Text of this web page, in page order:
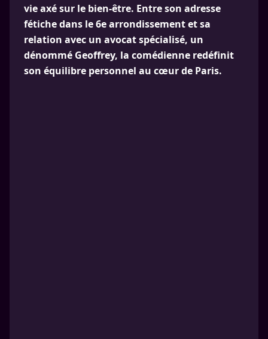
vie axé sur le bien-être. Entre son adresse
fétiche dans le 6e arrondissement et sa
relation avec un avocat spécialisé, un
dénommé Geoffrey, la comédienne redéfinit
son équilibre personnel au cœur de Paris.